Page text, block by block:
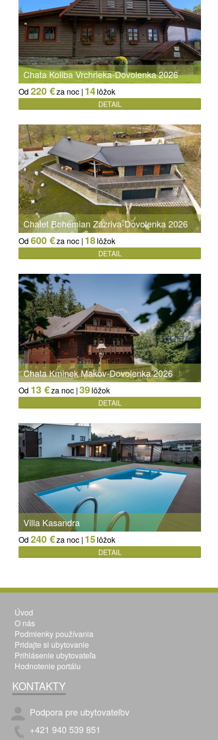
Chata Koliba Vrchrieka-Dovolenka 2026
Od 220 €za noc | 14lôžok
DETAIL
Chalet Bohemian Zázriva-Dovolenka 2026
Od 600 €za noc | 18lôžok
DETAIL
Chata Kminek Makov-Dovolenka 2026
Od 13 €za noc |39lôžok
DETAIL
Villa Kasandra
Od 240 €za noc | 15lôžok
DETAIL
Úvod
O nás
Podmienky používania
Pridajte si ubytovanie
Prihlásenie ubytovateľa
Hodnotenie portálu
KONTAKTY
Podpora pre ubytovateľov
+421 940 539 851